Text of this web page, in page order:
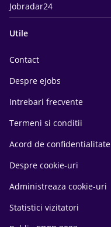
Jobradar24
Utile
Contact
Despre eJobs
Intrebari frecvente
Termeni si conditii
Acord de confidentialitate
Despre cookie-uri
Administreaza cookie-uri
Statistici vizitatori